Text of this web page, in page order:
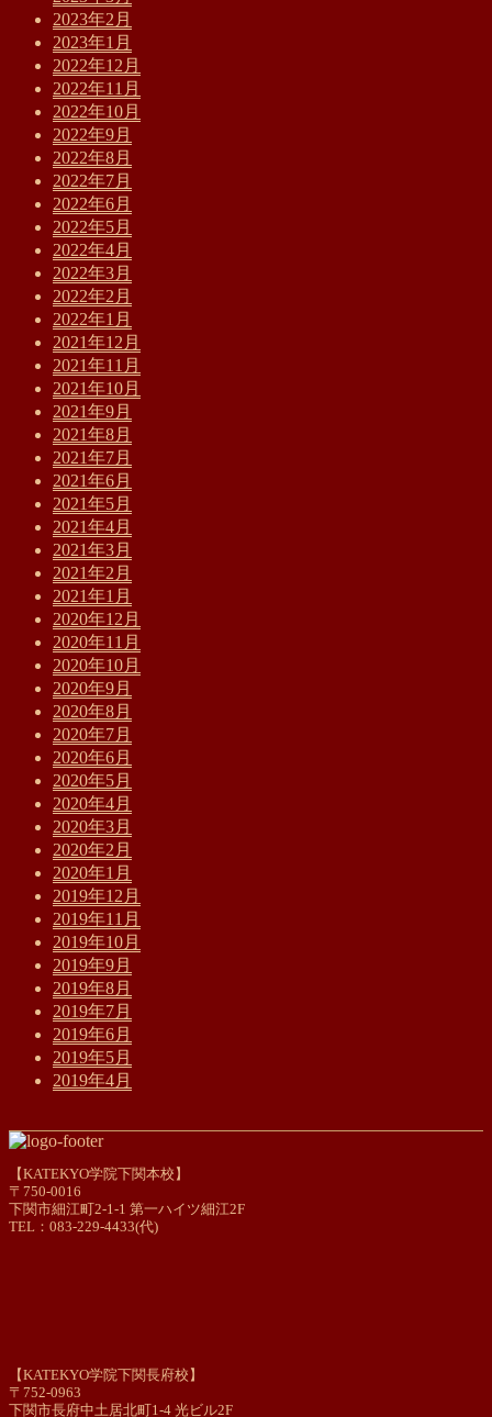
2023年2月
2023年1月
2022年12月
2022年11月
2022年10月
2022年9月
2022年8月
2022年7月
2022年6月
2022年5月
2022年4月
2022年3月
2022年2月
2022年1月
2021年12月
2021年11月
2021年10月
2021年9月
2021年8月
2021年7月
2021年6月
2021年5月
2021年4月
2021年3月
2021年2月
2021年1月
2020年12月
2020年11月
2020年10月
2020年9月
2020年8月
2020年7月
2020年6月
2020年5月
2020年4月
2020年3月
2020年2月
2020年1月
2019年12月
2019年11月
2019年10月
2019年9月
2019年8月
2019年7月
2019年6月
2019年5月
2019年4月
【KATEKYO学院下関本校】
〒750-0016
下関市細江町2-1-1 第一ハイツ細江2F
TEL：083-229-4433(代)
【KATEKYO学院下関長府校】
〒752-0963
下関市長府中土居北町1-4 光ビル2F